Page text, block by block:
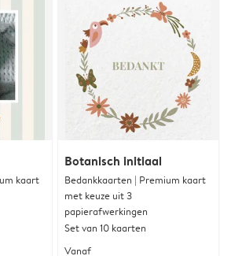
kaart
Botanisch initiaal
Bedankkaarten | Premium kaart
met keuze uit 3
papierafwerkingen
Set van 10 kaarten
Vanaf